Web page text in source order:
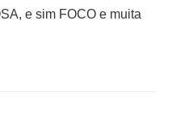
e sim FOCO e muita